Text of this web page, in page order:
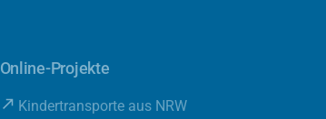
Online-Projekte
Kindertransporte aus NRW